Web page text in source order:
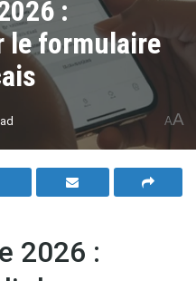
:
le formulaire
AA
2026 :